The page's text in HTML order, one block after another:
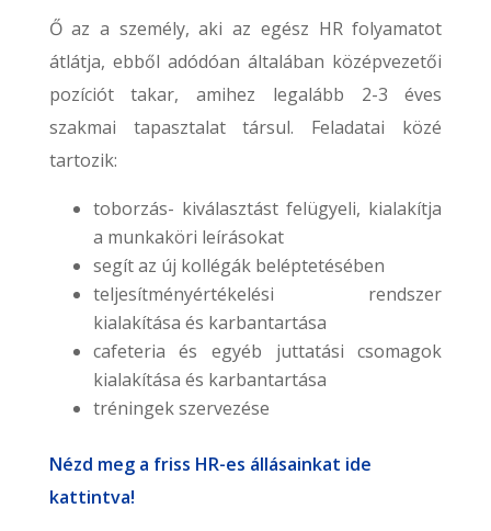
Ő az a személy, aki az egész HR folyamatot
átlátja, ebből adódóan általában középvezetői
pozíciót takar, amihez legalább 2-3 éves
szakmai tapasztalat társul. Feladatai közé
tartozik:
toborzás- kiválasztást felügyeli, kialakítja
a munkaköri leírásokat
segít az új kollégák beléptetésében
teljesítményértékelési rendszer
kialakítása és karbantartása
cafeteria és egyéb juttatási csomagok
kialakítása és karbantartása
tréningek szervezése
Nézd meg a friss HR-es állásainkat ide
kattintva!